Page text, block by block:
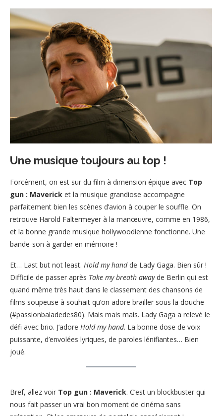
Une musique toujours au top !
Forcément, on est sur du film à dimension épique avec Top
gun : Maverick et la musique grandiose accompagne
parfaitement bien les scènes d’avion à couper le souffle. On
retrouve Harold Faltermeyer à la manœuvre, comme en 1986,
et la bonne grande musique hollywoodienne fonctionne. Une
bande-son à garder en mémoire !
Et… Last but not least. Hold my handde Lady Gaga. Bien sûr !
Difficile de passer après Take my breath awayde Berlin qui est
quand même très haut dans le classement des chansons de
films soupeuse à souhait qu’on adore brailler sous la douche
(#passionbaladedes80). Mais mais mais. Lady Gaga a relevé le
défi avec brio. J’adore Hold my hand. La bonne dose de voix
puissante, d’envolées lyriques, de paroles lénifiantes… Bien
joué.
Bref, allez voir Top gun : Maverick. C’est un blockbuster qui
nous fait passer un vrai bon moment de cinéma sans